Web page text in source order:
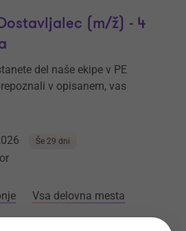
(m/ž) - 4
del naše ekipe v PE
v opisanem, vas
Še 29 dni
Vsa delovna mesta